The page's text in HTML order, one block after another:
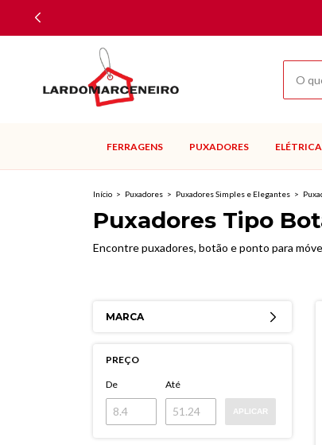
FERRAGENS PUXADORES ELÉTRICA
Início > Puxadores > Puxadores Simples e Elegantes >
Puxadores Tipo
Encontre puxadores, botão e ponto para
MARCA
PREÇO
De Até
APLICAR